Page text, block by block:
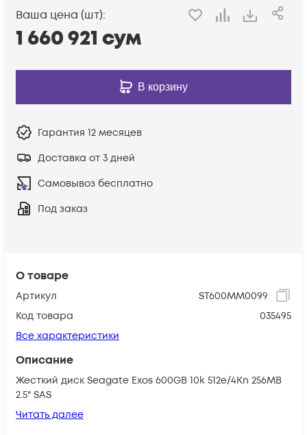
О товаре
Артикул
ST600MM0099
Код товара
035495
Все характеристики
Описание
Жесткий диск Seagate Exos 600GB 10k 512e/4Kn 256MB
2.5" SAS
Читать далее
Ваша цена (шт):
1 660 921 сум
В корзину
Гарантия 12 месяцев
Доставка от 3 дней
Самовывоз бесплатно
Под заказ